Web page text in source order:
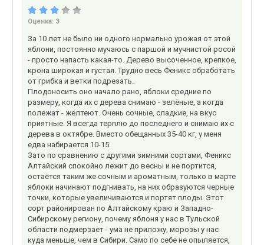
Оценка: 3
За 10 лет не было ни одного нормально урожая от этой
яблони, постоянно мучаюсь с паршой и мучнистой росой
- просто напасть какая-то. Дерево высоченное, крепкое,
крона широкая и густая. Трудно весь Феникс обработать
от грибка и ветки подрезать.
Плодоносить оно начало рано, яблоки средние по
размеру, когда их с дерева снимаю - зелёные, а когда
полежат - желтеют. Очень сочные, сладкие, на вкус
приятные. Я всегда терплю до последнего и снимаю их с
дерева в октябре. Вместо обещанных 35-40 кг, у меня
едва набирается 10-15.
Зато по сравнению с другими зимними сортами, Феникс
Алтайский спокойно лежит до весны и не портится,
остаётся таким же сочным и ароматным, только в марте
яблоки начинают подгнивать, на них образуются черные
точки, которые увеличиваются и портят плоды. Этот
сорт районирован по Алтайскому краю и Западно-
Сибирскому региону, почему яблоня у нас в Тульской
области подмерзает - ума не приложу, морозы у нас
куда меньше, чем в Сибири. Само по себе не опыляется,